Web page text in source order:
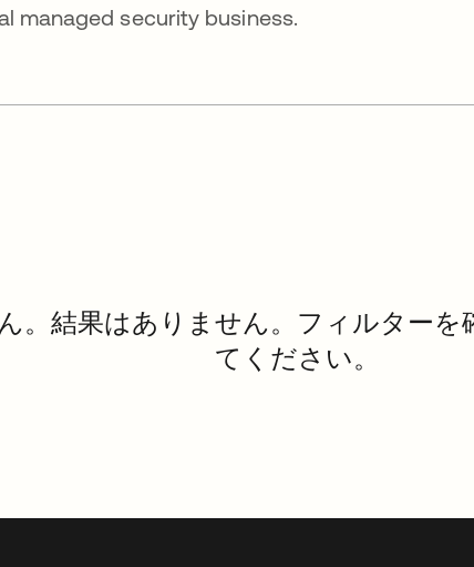
managed security business.
。結果はありません。フィルターを
てください。